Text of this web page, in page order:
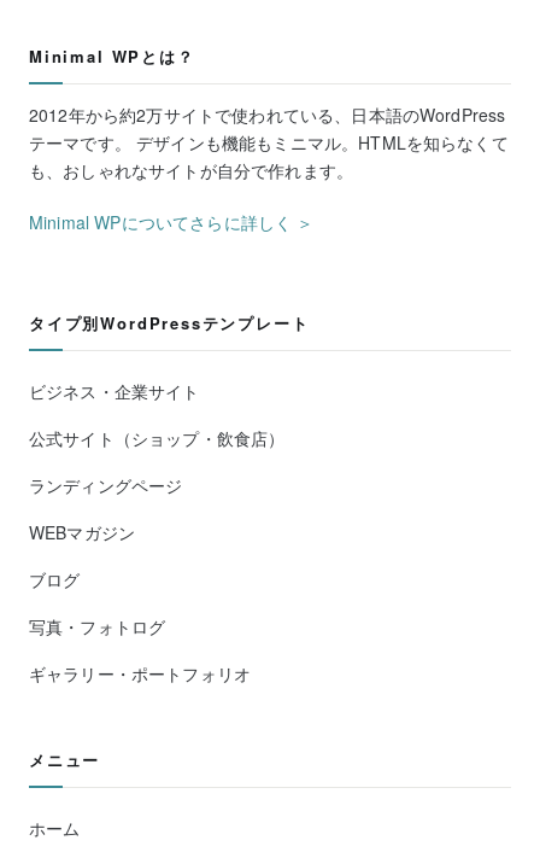
Minimal WPとは？
2012年から約2万サイトで使われている、日本語のWordPress
テーマです。 デザインも機能もミニマル。HTMLを知らなくて
も、おしゃれなサイトが自分で作れます。
Minimal WPについてさらに詳しく ＞
タイプ別WordPressテンプレート
ビジネス・企業サイト
公式サイト（ショップ・飲食店）
ランディングページ
WEBマガジン
ブログ
写真・フォトログ
ギャラリー・ポートフォリオ
メニュー
ホーム